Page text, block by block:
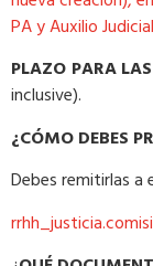
PA y Auxilio Judicial
PLAZO PARA
inclusive).
¿CÓMO DEBES
Debes remitirlas